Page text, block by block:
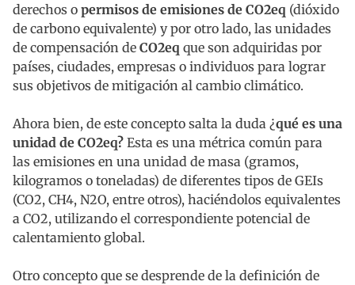
derechos o permisos de emisiones de CO2eq (dióxido
de carbono equivalente) y por otro lado, las unidades
de compensación de CO2eq que son adquiridas por
países, ciudades, empresas o individuos para lograr
sus objetivos de mitigación al cambio climático.
Ahora bien, de este concepto salta la duda ¿qué es una
unidad de CO2eq? Esta es una métrica común para
las emisiones en una unidad de masa (gramos,
kilogramos o toneladas) de diferentes tipos de GEIs
(CO2, CH4, N2O, entre otros), haciéndolos equivalentes
a CO2, utilizando el correspondiente potencial de
calentamiento global.
Otro concepto que se desprende de la definición de